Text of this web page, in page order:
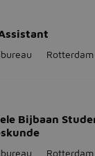
Rotterdam
Bijbaan
Rotterdam